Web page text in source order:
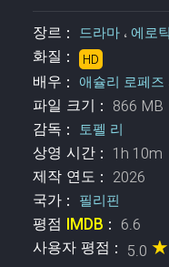
장르 : 드라마، 에로틱
화질 : HD
배우 : 애슐리 로페즈
파일 크기 : 866 MB
감독 : 토펠 리
상영 시간 : 1h 10m
제작 연도 : 2026
국가 : 필리핀
평점 IMDB : 6.6
사용자 평점 : 5.0